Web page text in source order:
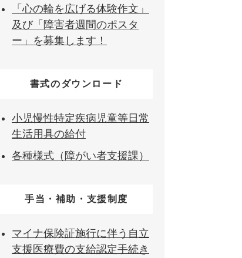
「心の輪を広げる体験作文」
及び「障害者週間のポスタ
ー」を募集します！
書式のダウンロード
小児慢性特定疾病児童等日常
生活用具の給付
各種様式（障がい者支援課）
手当・補助・支援制度
マイナ保険証施行に伴う自立
支援医療費の支給認定手続き